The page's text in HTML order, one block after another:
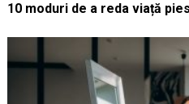
10 moduri de a reda viață